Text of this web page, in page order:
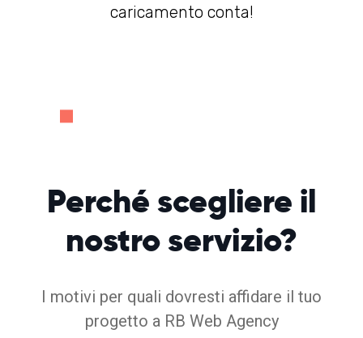
caricamento conta!
Perchéscegliere il
nostro servizio?
I motivi per quali dovresti affidare il tuo
progetto a RB Web Agency